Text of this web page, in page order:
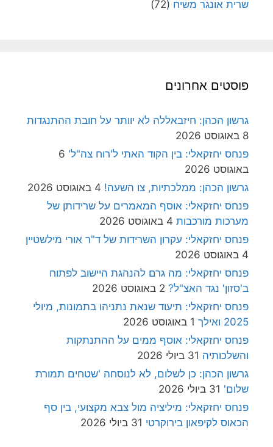
שרית אונגר משיח (72)
פוסטים אחרונים
גרשון הכהן: חיזבאללה לא יוותר על חובת ההתנגדות
8 באוגוסט 2026
פנחס יחזקאלי: בין הקוד האתי ל'רוח צה"ל' 6
באוגוסט 2026
גרשון הכהן: ממלכתיות, צו השעה! 4 באוגוסט 2026
פנחס יחזקאלי: אוסף המאמרים על שרידותן של
מערכות מורכבות 4 באוגוסט 2026
פנחס יחזקאלי: עקרון השרידות של ד"ר אורי מילשטיין
4 באוגוסט 2026
פנחס יחזקאלי: מה גרם להנהגת היישוב לפתוח
ב'סזון' נגד האצ"ל? 2 באוגוסט 2026
פנחס יחזקאלי: תיעוד שנאת נתניהו בתמונות, מיולי
2025 ואילך
1 באוגוסט 2026
פנחס יחזקאלי: אוסף ממים על ההתנתקות
והשלכותיה 31 ביולי 2026
גרשון הכהן: כן לשלום, לא לנוסחה 'שטחים תמורת
שלום' 31 ביולי 2026
פנחס יחזקאלי: מיליציה מול צבא מקצועי, בין סף
הכאוס לקיפאון בירוקרטי 31 ביולי 2026